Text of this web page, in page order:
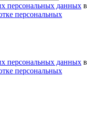
персональных данных в
персональных
персональных данных в
персональных